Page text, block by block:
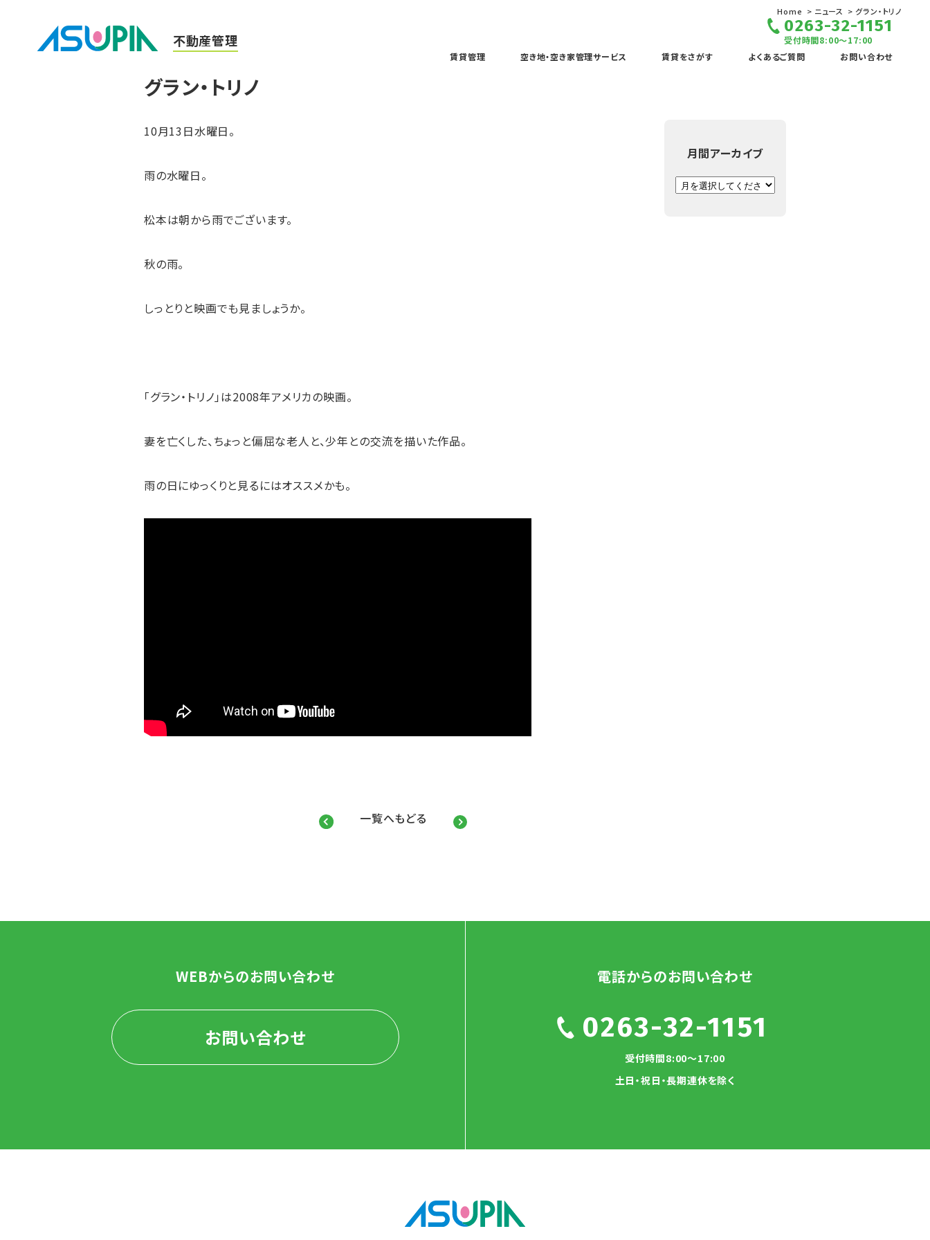
不動産管理
賃貸管理 空き地・空き家管理サービス 賃貸をさがす よくあるご質問 お問い合わせ
0263-32-1151
受付時間8:00～17:00
Home ニュース グラン・トリノ
グラン・トリノ
10月13日水曜日。
雨の水曜日。
松本は朝から雨でございます。
秋の雨。
しっとりと映画でも見ましょうか。
「グラン・トリノ」は2008年アメリカの映画。
妻を亡くした、ちょっと偏屈な老人と、少年との交流を描いた作品。
雨の日にゆっくりと見るにはオススメかも。
一覧へもどる
月間アーカイブ
WEBからのお問い合わせ
お問い合わせ
電話からのお問い合わせ
0263-32-1151
受付時間8:00～17:00
土日・祝日・長期連休を除く